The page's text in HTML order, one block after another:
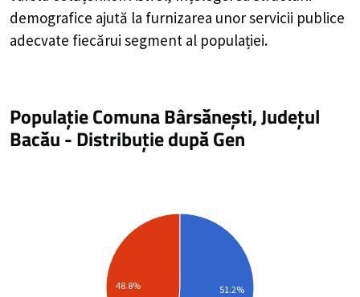
demografice ajută la furnizarea unor servicii publice
adecvate fiecărui segment al populației.
Populație Comuna Bârsănești, Județul
Bacău-Distribuțiedupă Gen
48.8% 51.2%